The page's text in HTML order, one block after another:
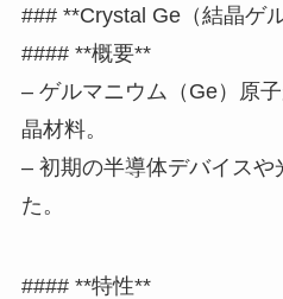
### **Crystal Ge（結晶ゲ
#### **概要**
– ゲルマニウム（Ge）原
晶材料。
– 初期の半導体デバイスや
た。
#### **特性**